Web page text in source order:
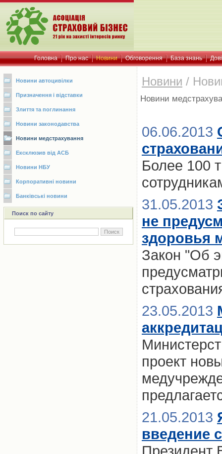
Головна Про нас Новини Обговорення База знань
Новини автоцивілки
Призначення і відставки
Злиття та поглинання
Новини законодавства
Новини медстрахування
Ексклюзив від АСБ
Новини НБУ
Корпоративні новини
Банківські новини
Поиск по сайту
Новини /
Новини
06.06.2013
Более 100
31.05.2013
не
здоровья
Закон "Об
23.05.2013
проект
21.05.2013
введение